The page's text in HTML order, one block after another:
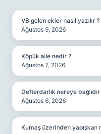
VB gelen ekler nasıl yazılır ?
Ağustos 9, 2026
Köpük aile nedir ?
Ağustos 7, 2026
Defterdarlık nereye bağlıdır
Ağustos 6, 2026
Kumaş üzerinden yapışkan